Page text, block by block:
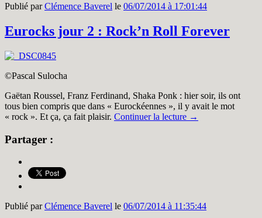
Publié parClémence Baverel le 06/07/2014 à 17:01:44
Eurocks jour 2 : Rock’n Roll Forever
©Pascal Sulocha
Gaëtan Roussel, Franz Ferdinand, Shaka Ponk : hier soir, ils ont
tous bien compris que dans « Eurockéennes », il y avait le mot
« rock ». Et ça, ça fait plaisir. Continuer la lecture →
Partager :
Publié parClémence Baverel le 06/07/2014 à 11:35:44